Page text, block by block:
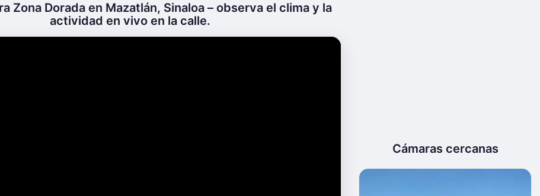
Zona Dorada en Mazatlán, Sinaloa – observa el clima y la
actividad en vivo en la calle.
Cámaras cercanas